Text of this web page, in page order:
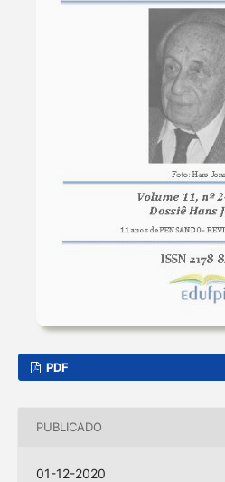
PDF
PUBLICADO
01-12-2020